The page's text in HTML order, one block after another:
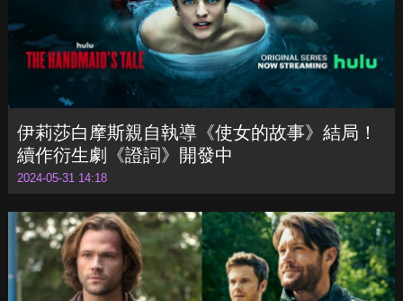
伊莉莎白摩斯親自執導《使女的故事》結局！
續作衍生劇《證詞》開發中
2024-05-31 14:18